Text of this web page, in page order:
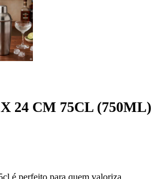
24 CM 75CL (750ML)
é perfeito para quem valoriza